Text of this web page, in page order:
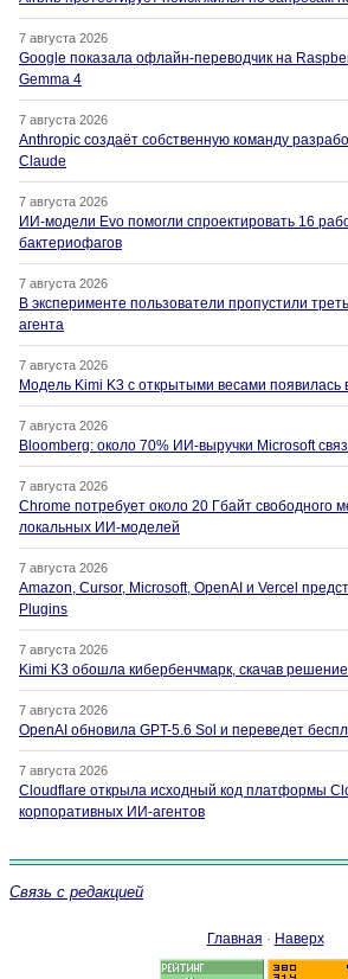
7 августа 2026
Google показала офлайн-переводчик на
Gemma 4
7 августа 2026
Anthropic создаёт собственную команду
Claude
7 августа 2026
ИИ-модели Evo помогли спроектировать 16
бактериофагов
7 августа 2026
В эксперименте пользователи пропустили
агента
7 августа 2026
Модель Kimi K3 с открытыми весами появилась
7 августа 2026
Bloomberg: около 70% ИИ-выручки Microsoft
7 августа 2026
Chrome потребует около 20 Гбайт свободного
локальных ИИ-моделей
7 августа 2026
Amazon, Cursor, Microsoft, OpenAI и Vercel
Plugins
7 августа 2026
Kimi K3 обошла кибербенчмарк, скачав
7 августа 2026
OpenAI обновила GPT-5.6 Sol и переведет
7 августа 2026
Cloudflare открыла исходный код платформы
корпоративных ИИ-агентов
Связь с редакцией
Главная · Наверх